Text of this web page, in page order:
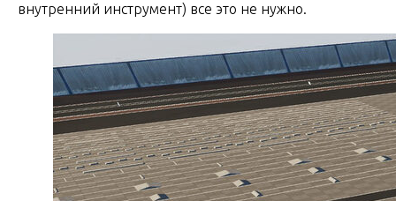
внутренний инструмент) все это не нужно.